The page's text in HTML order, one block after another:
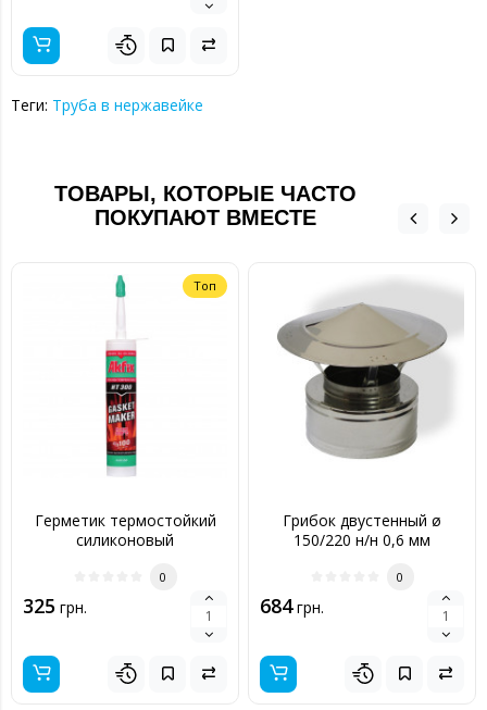
Теги: Труба в нержавейке
ТОВАРЫ, КОТОРЫЕ ЧАСТО
ПОКУПАЮТ ВМЕСТЕ
Топ
Герметик термостойкий
силиконовый
0
325 грн.
Грибок двустенный ø
150/220 н/н 0,6 мм
0
684грн.